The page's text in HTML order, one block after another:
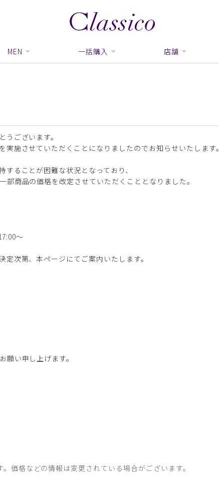
MEN 一括購入 店舗
ございます。
施させていただくことになりましたのでお知らせいたします。
ることが困難な状況となっており、
商品の価格を改定させていただくこととなりました。
〜
第、本ページにてご案内いたします。
い申し上げます。
価格などの情報は変更されている場合がございます。